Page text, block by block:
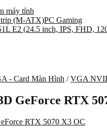
máy tính
PC Gaming
- Card Màn Hình / VGA
GeForce RTX